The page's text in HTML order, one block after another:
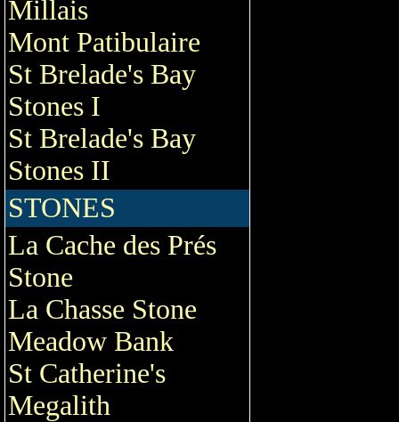
Millais
Mont Patibulaire
St Brelade's Bay
Stones I
St Brelade's Bay
Stones II
STONES
La Cache des Prés
Stone
La Chasse Stone
Meadow Bank
St Catherine's
Megalith